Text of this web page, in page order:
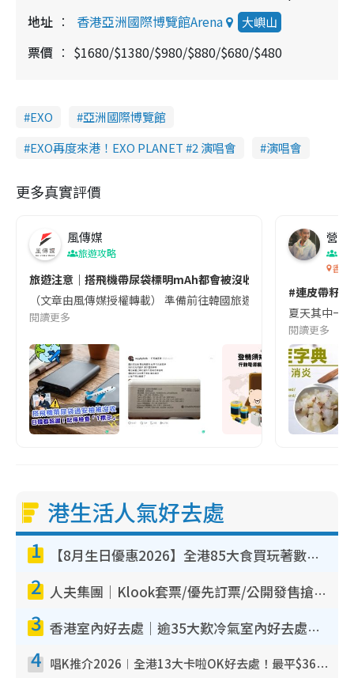
地址
香港亞洲國際博覽館Arena 大嶼山
票價 $1680/$1380/$980/$880/$680/$480
EXO
亞洲國際博覽館
EXO再度來港！EXO PLANET #2 演唱會
演唱會
更多真實評價
風傳媒
旅遊攻略
旅遊注意｜搭飛機帶尿袋標明mAh都會被沒收😱出發前切記檢查
（文章由風傳媒授權轉載） 準備前往韓國旅遊的民眾，近期要
閱讀更多
營養
香港
#連皮帶籽
夏天其中一
閱讀更多
港生活人氣好去處
1 【8月生日優惠2026】全港85大食買玩著數攻略 自助餐/火鍋放題同行免費＋誠品/DONKI送現金券
2 人夫集團｜Klook套票/優先訂票/公開發售搶飛攻略！附票價.購票連結.場地座位表
3 香港室內好去處｜逾35大歎冷氣室內好去處推介 室內活動免費避雨無懼落雨
4 唱K推介2026︱全港13大卡啦OK好去處！最平$36起 日文K都有！(附地址+收費詳情)